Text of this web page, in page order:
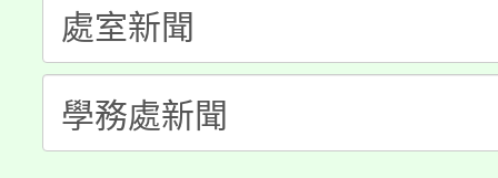
代理(課)教師甄選結果(
轉知中國文化大學推廣
《TA101》溝通分析基
程，歡迎學生輔導中心
轉知苗栗縣政府辦理
縣市「校園短影音徵選